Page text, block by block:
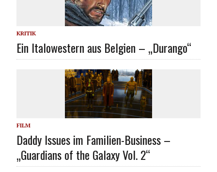
KRITIK
Ein Italowestern aus Belgien – „Durango“
FILM
Daddy Issues im Familien-Business –
„Guardians of the Galaxy Vol. 2“